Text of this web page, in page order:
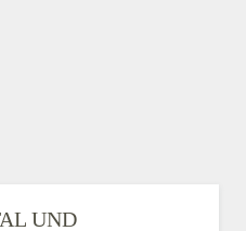
UND